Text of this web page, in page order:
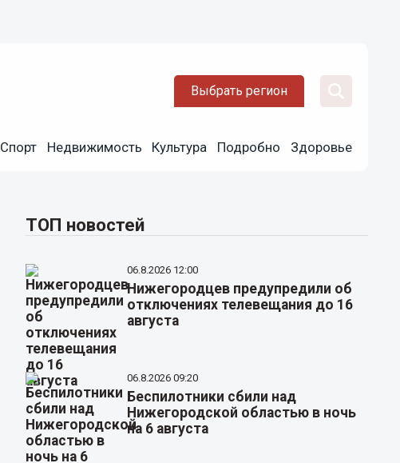
Выбрать регион
Спорт Недвижимость Культура Подробно Здоровье
ТОП новостей
06.8.2026 12:00
Нижегородцев предупредили об
отключениях телевещания до 16
августа
06.8.2026 09:20
Беспилотники сбили над
Нижегородской областью в ночь
на 6 августа